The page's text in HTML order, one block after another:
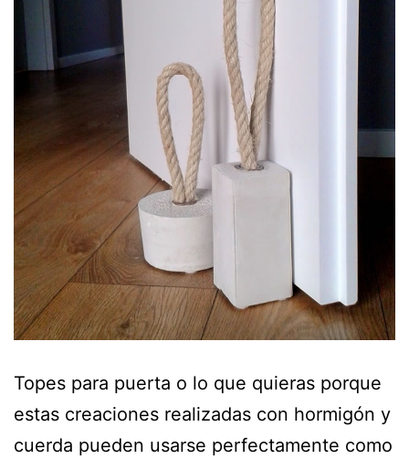
Topes para puerta o lo que quieras porque
estas creaciones realizadas con hormigón y
cuerda pueden usarse perfectamente como